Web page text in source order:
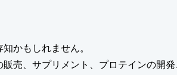
かもしれません。
販売、サプリメント、プロテインの開